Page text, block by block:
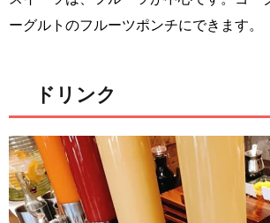
ーグルトのフルーツポンチにできます。
ドリンク